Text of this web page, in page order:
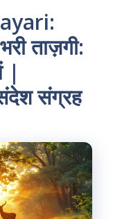
ताज़गी:
|
संदेश संग्रह